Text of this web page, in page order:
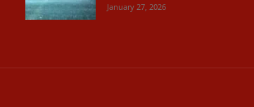
January 27, 2026